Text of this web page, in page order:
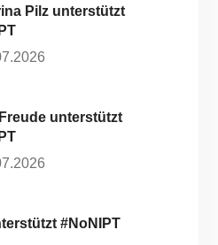
Pilz unterstützt
unterstützt
#NoNIPT